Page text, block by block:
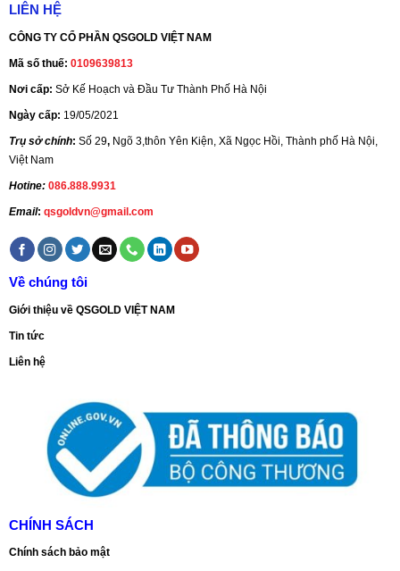
LIÊN HỆ
CÔNG TY CỔ PHẦN QSGOLD VIỆT NAM
Mã số thuế: 0109639813
Nơi cấp: Sở Kế Hoạch và Đầu Tư Thành Phố Hà Nội
Ngày cấp: 19/05/2021
Trụ sở chính: Số 29, Ngõ 3,thôn Yên Kiện, Xã Ngọc Hồi, Thành phố Hà Nội,
Việt Nam
Hotine: 086.888.9931
Email: qsgoldvn@gmail.com
Về chúng tôi
Giới thiệu về QSGOLD VIỆT NAM
Tin tức
Liên hệ
CHÍNH SÁCH
Chính sách bảo mật